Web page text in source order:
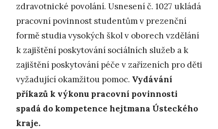
zdravotnické povolání. Usnesení č. 1027 ukládá
pracovní povinnost studentům v prezenční
formě studia vysokých škol v oborech vzdělání
k zajištění poskytování sociálních služeb a k
zajištění poskytování péče v zařízeních pro děti
vyžadující okamžitou pomoc. Vydávání
příkazů k výkonu pracovní povinnosti
spadá do kompetence hejtmana Ústeckého
kraje.